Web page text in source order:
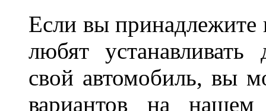
Если вы принадлежите
любят устанавливать
свой автомобиль, вы
вариантов на